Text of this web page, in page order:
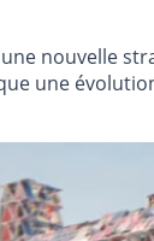
nouvelle
une